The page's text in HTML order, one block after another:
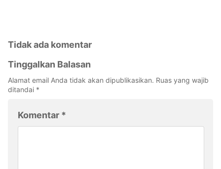
Tidak ada komentar
Tinggalkan Balasan
Alamat email Anda tidak akan dipublikasikan. Ruas yang wajib
ditandai *
Komentar *